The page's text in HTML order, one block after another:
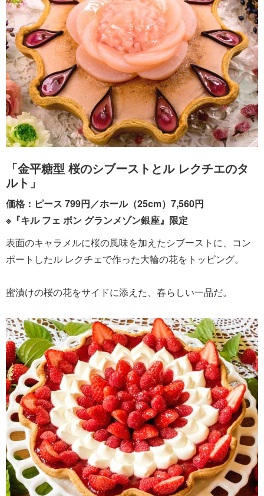
「金平糖型 桜のシブーストとル レクチエのタ
ルト」
価格：ピース 799円／ホール（25cm）7,560円
※『キル フェ ボン グランメゾン銀座』限定
表面のキャラメルに桜の風味を加えたシブーストに、コン
ポートしたル レクチェで作った大輪の花をトッピング。
蜜漬けの桜の花をサイドに添えた、春らしい一品だ。